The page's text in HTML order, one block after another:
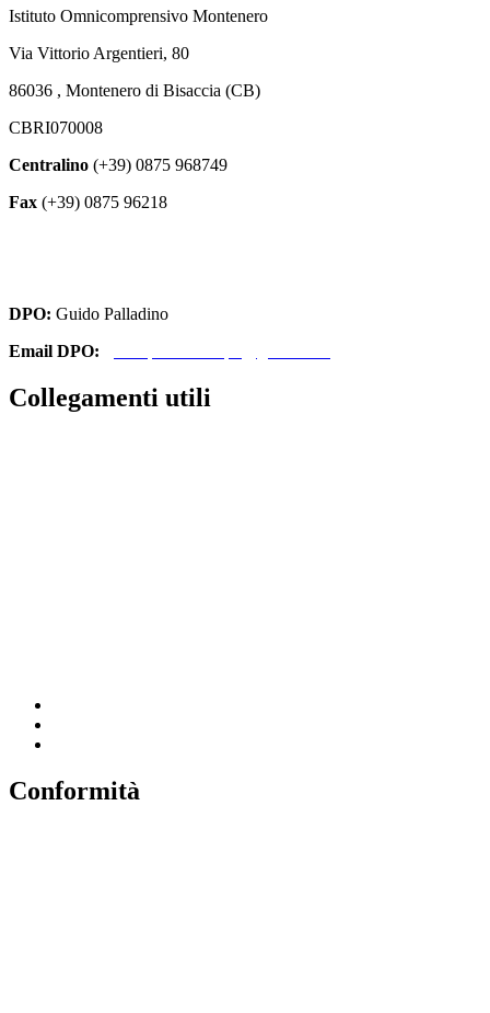
Istituto Omnicomprensivo Montenero
Via Vittorio Argentieri, 80
86036 , Montenero di Bisaccia (CB)
CBRI070008
Centralino (+39) 0875 968749
Fax (+39) 0875 96218
DPO: Guido Palladino
Email DPO:
Collegamenti utili
Conformità